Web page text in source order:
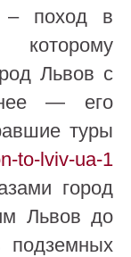
– поход в
которому
Львов с
— его
туры
to-lviv-ua-1
город
Львов до
подземных